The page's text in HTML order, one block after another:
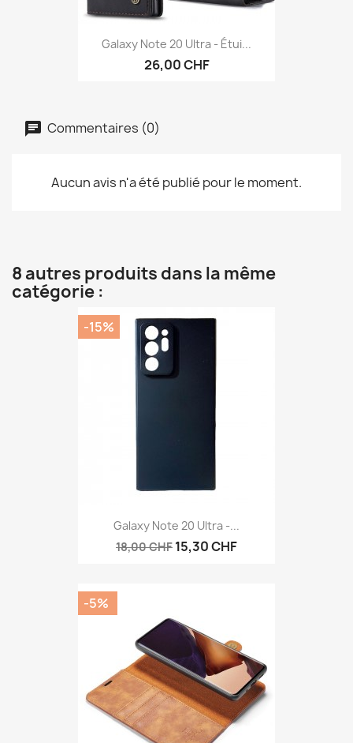
Galaxy Note 20 Ultra - Étui...
26,00 CHF
Commentaires (0)
Aucun avis n'a été publié pour le moment.
8 autres produits dans la même
catégorie :
Galaxy Note 20 Ultra -...
18,00 CHF 15,30 CHF
-15%
-5%